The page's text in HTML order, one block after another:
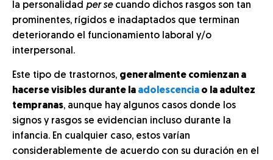
la personalidad per secuando dichos rasgos son tan
prominentes, rígidos e inadaptados que terminan
deteriorando el funcionamiento laboral y/o
interpersonal.
Este tipo de trastornos, generalmente comienzan a
hacerse visibles durante la adolescencia o la adultez
tempranas, aunque hay algunos casos donde los
signos y rasgos se evidencian incluso durante la
infancia. En cualquier caso, estos varían
considerablemente de acuerdo con su duración en el